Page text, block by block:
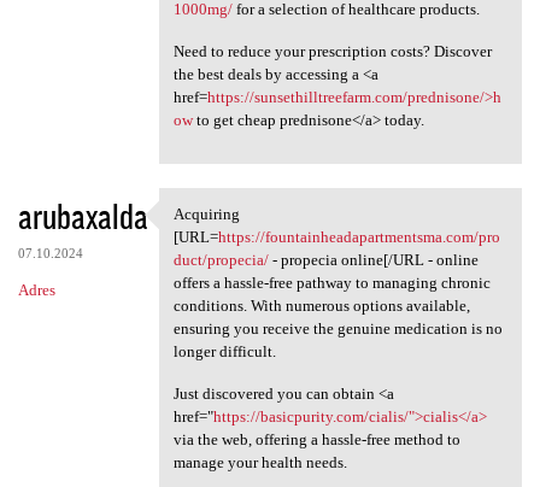
1000mg/for a selection of healthcare products.
Need to reduce your prescription costs? Discover
the best deals by accessing a <a
href=https://sunsethilltreefarm.com/prednisone/>h
owto get cheap prednisone</a> today.
arubaxalda
07.10.2024
Adres
Acquiring [URL=https:/
Acquiring
[URL=https://fountainheadapartmentsma.com/pro
duct/propecia/- propecia online[/URL - online
offers a hassle-free pathway to managing chronic
conditions. With numerous options available,
ensuring you receive the genuine medication is no
longer difficult.
Just discovered you can obtain <a
href="https://basicpurity.com/cialis/">cialis</a>
via the web, offering a hassle-free method to
manage your health needs.